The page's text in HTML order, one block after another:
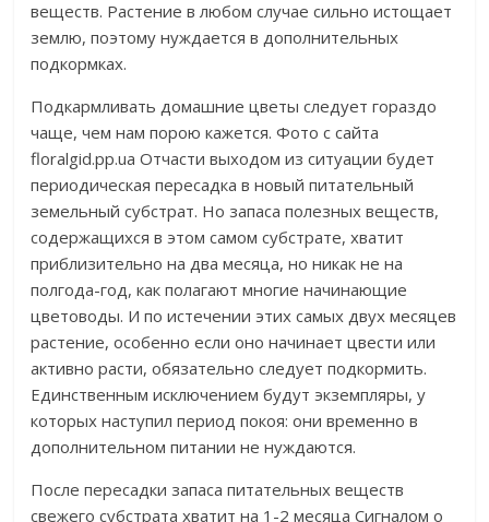
веществ. Растение в любом случае сильно истощает
землю, поэтому нуждается в дополнительных
подкормках.
Подкармливать домашние цветы следует гораздо
чаще, чем нам порою кажется. Фото с сайта
floralgid.pp.ua Отчасти выходом из ситуации будет
периодическая пересадка в новый питательный
земельный субстрат. Но запаса полезных веществ,
содержащихся в этом самом субстрате, хватит
приблизительно на два месяца, но никак не на
полгода-год, как полагают многие начинающие
цветоводы. И по истечении этих самых двух месяцев
растение, особенно если оно начинает цвести или
активно расти, обязательно следует подкормить.
Единственным исключением будут экземпляры, у
которых наступил период покоя: они временно в
дополнительном питании не нуждаются.
После пересадки запаса питательных веществ
свежего субстрата хватит на 1-2 месяца Сигналом о